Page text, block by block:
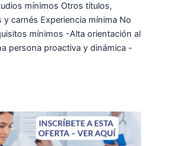
mínimos Otros títulos,
y carnés Experiencia mínima No
mínimos -Alta orientación al
persona proactiva y dinámica -